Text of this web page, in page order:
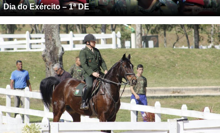
Dia do Exército – 1ª DE